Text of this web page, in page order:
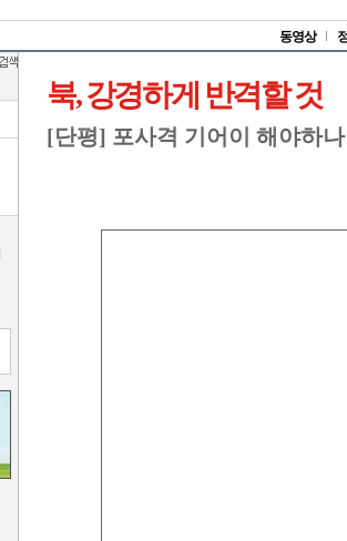
동영상
북, 강경하게 반격할 것
[단평] 포사격 기어이 해야하나